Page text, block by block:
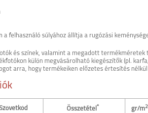
a felhasználó súlyához állítja a rugózási
és színek, valamint a megadott termékméretek
külön megvásárolható kiegészítők (pl.
arra, hogy termékeiken előzetes értesítés
Összetétel * gr/m2